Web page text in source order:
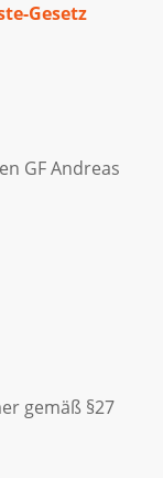
Gesetz
GF Andreas
gemäß §27